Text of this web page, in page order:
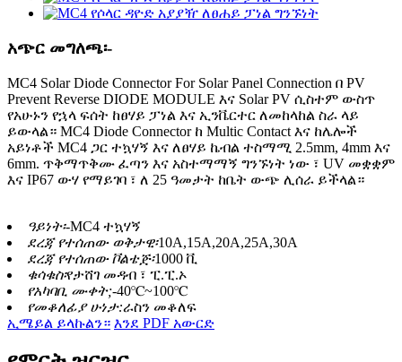
አጭር መግለጫ፡-
MC4 Solar Diode Connector For Solar Panel Connection በ PV
Prevent Reverse DIODE MODULE እና Solar PV ሲስተም ውስጥ
የአሁኑን የኋላ ፍሰት ከፀሃይ ፓነል እና ኢንቬርተር ለመከላከል ስራ ላይ
ይውላል። MC4 Diode Connector ከ Multic Contact እና ከሌሎች
አይነቶች MC4 ጋር ተኳሃኝ እና ለፀሃይ ኬብል ተስማሚ 2.5mm, 4mm እና
6mm. ጥቅማጥቅሙ ፈጣን እና አስተማማኝ ግንኙነት ነው ፣ UV መቋቋም
እና IP67 ውሃ የማይገባ ፣ ለ 25 ዓመታት ከቤት ውጭ ሊሰራ ይችላል።
ዓይነት፡-MC4 ተኳሃኝ
ደረጃ የተሰጠው ወቅታዊ፡10A,15A,20A,25A,30A
ደረጃ የተሰጠው ቮልቴጅ፡1000 ቪ
ቁሳቁስ፡የታሸገ መዳብ ፣ ፒ.ፒ.ኦ
የአካባቢ ሙቀት;-40℃~100℃
የመቆለፊያ ሁነታ:ራስን መቆለፍ
ኢሜይል ይላኩልን። እንደ PDF አውርድ